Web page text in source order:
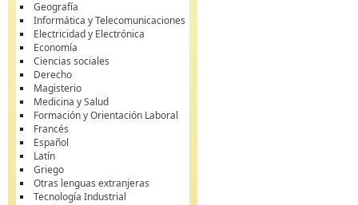
Geografía
Informática y Telecomunicaciones
Electricidad y Electrónica
Economía
Ciencias sociales
Derecho
Magisterio
Medicina y Salud
Formación y Orientación Laboral
Francés
Español
Latín
Griego
Otras lenguas extranjeras
Tecnología Industrial